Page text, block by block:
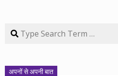
Search
अपनों से अपनी बात